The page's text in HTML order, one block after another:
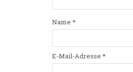
Name *
E-Mail-Adresse *